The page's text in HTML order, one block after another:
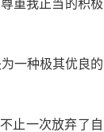
重我正当的积极
一种极其优良的
止一次放弃了自